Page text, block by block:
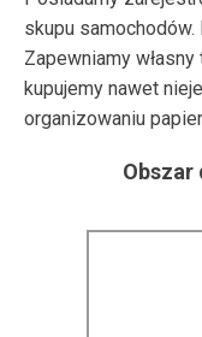
skupu samochodów.
Zapewniamy
kupujemy nawet
organizowaniu
Obszar